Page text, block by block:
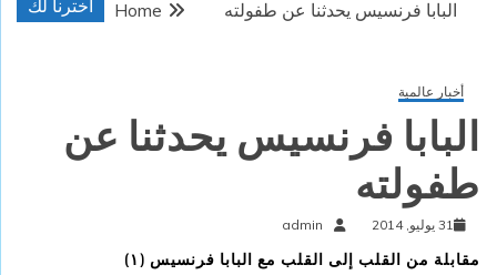
اخترنا لك Home البابا فرنسيس يحدثنا عن طفولته
أخبار عالمية
البابا فرنسيس يحدثنا عن
طفولته
31 يوليو, 2014 admin
مقابلة من القلب إلى القلب مع البابا فرنسيس (١)